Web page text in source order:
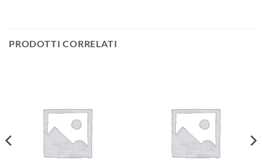
PRODOTTI CORRELATI